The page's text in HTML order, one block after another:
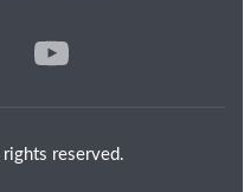
reserved.